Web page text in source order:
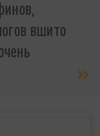
вшито